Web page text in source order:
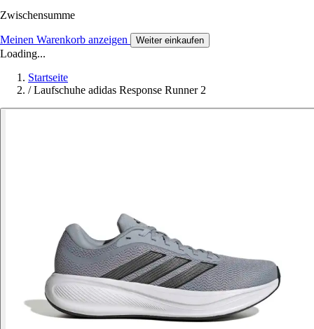
Zwischensumme
Meinen Warenkorb anzeigen Weiter einkaufen
Loading...
Startseite
/ Laufschuhe adidas Response Runner 2